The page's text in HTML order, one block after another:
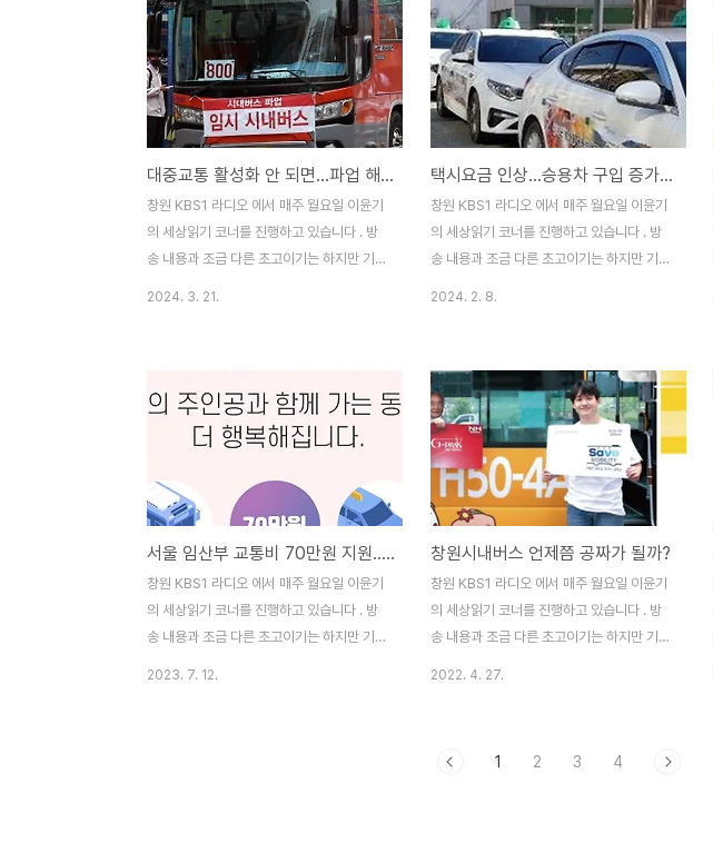
이 계속 이어지고 있습니다. 오늘은 창원시
시내버스 노선개편 이후 발생하는 시민들의
민원과 후속 대책에 관하여 함께 생각해보겠
습니다. 우선 가장 눈에 띄는 추가 조치는 시
내버스 정류장에 부착된 노선 안내도 전면 교
체입니다. 창원시는 시내버스 노선 개편이 시
행되기 한 달 전부터 노선 개편 홍보를 시작
하고 바뀐 노선도를 부착하였는데요. 왕복 노
선도가 모두 표시된 새 노선도는 글씨가 작아
제대로 읽을..
따라 시민들이 겪고 있는 불편과 혼란에 관하
여 함께 살펴보겠습니다. 창원시는 노선개편
한 달전에 이번 전면 개편 계획을 시민들에게
처음 공개하였는데요. 한 달간의 홍보 기간을
거쳐 지난 주말부터 개편된 노선으로 시내버
스운행을 시작하였습니다. 당초 창원시에서
는 시내버스 762대가 150개 노선을 운행하
고 있었는데, 운행 차량을 늘이거나 줄이지
않고 137개 노선으로 축소하였습니다. 시내
버스 노선개편..
대중교통 활성화 안 되면...파업 해도 해결 안돼
창원 KBS1 라디오 에서 매주 월요일 이윤기
의 세상읽기 코너를 진행하고 있습니다 . 방
송 내용과 조금 다른 초고이기는 하지만 기록
다행히 창원시의 중재로 하루 만인 20일부터
운행을 재개하였습니다. 오늘은 매년 반복되
고 있는 창원 시내버스 파업 문제에 관하여
을 바라볼 때 가장 중요한 것은 파업이 시내
버스 노동자들의 고유한 권한이라는 것입니
다. 시내버스 파업으로 불편을 겪는 시민들이
나 이를 취재하는 기자분들이 가지는 공통된
첫 번째 인식은 “파업으로 인한 시민의 불
편”에 관한 부분입니..
2024. 3. 21.
택시요금 인상...승용차 구입 증가할 것
창원 KBS1 라디오 에서 매주 월요일 이윤기
의 세상읽기 코너를 진행하고 있습니다 . 방
송 내용과 조금 다른 초고이기는 하지만 기록
서 기본요금을 3300원에서 4000원으로
인상하는 안이 통과되었습니다. 오늘은 경상
남도의 택시요금 인상 내용과 중장기적인 택
시요금 문제 해결과제에 대하여 함께 생각해
보겠습니다. 우선 인상 예정인 경상남도 택시
요금은 기본요금이 3300원에서 4000원으
로 700원 인상될 뿐만 아니라 단위거리당 요
금도 133미터 당 100원에서 130미터당
100원으로 인상되고, 시강당 요금도 34초
당 100원에서 ..
2024. 2. 8.
서울 임산부 교통비 70만원 지원...지방은?
창원 KBS1 라디오 에서 매주 월요일 이윤기
의 세상읽기 코너를 진행하고 있습니다 . 방
송 내용과 조금 다른 초고이기는 하지만 기록
2023. 7. 12.
창원시내버스 언제쯤 공짜가 될까?
창원 KBS1 라디오 에서 매주 월요일 이윤기
의 세상읽기 코너를 진행하고 있습니다 . 방
송 내용과 조금 다른 초고이기는 하지만 기록
중교통계획과 시내버스 무상교통정책에 대하
2022. 4. 27.
1 2 3 4